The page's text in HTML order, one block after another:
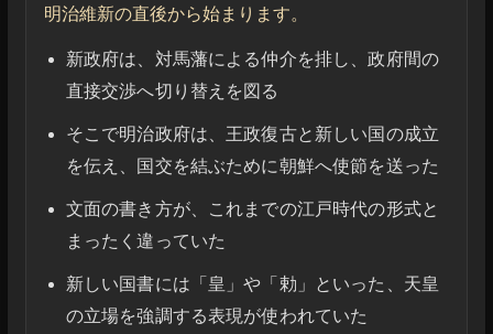
明治維新の直後から始まります。
新政府は、対馬藩による仲介を排し、政府間の
直接交渉へ切り替えを図る
そこで明治政府は、王政復古と新しい国の成立
を伝え、国交を結ぶために朝鮮へ使節を送った
文面の書き方が、これまでの江戸時代の形式と
まったく違っていた
新しい国書には「皇」や「勅」といった、天皇
の立場を強調する表現が使われていた